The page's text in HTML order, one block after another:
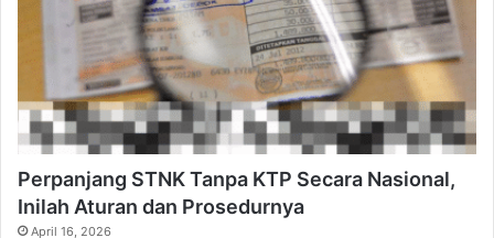
Perpanjang STNK Tanpa KTP Secara Nasional,
Inilah Aturan dan Prosedurnya
April 16, 2026